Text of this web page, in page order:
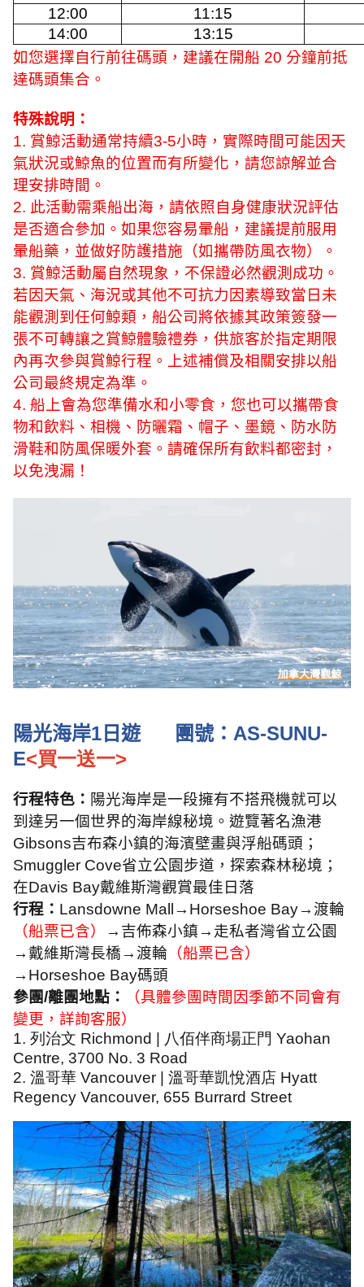
12:00
11:15
14:00
13:15
如您選擇自行前往碼頭，建議在開船 20 分鐘前抵
達碼頭集合。
特殊說明：
1. 賞鯨活動通常持續3-5小時，實際時間可能因天
氣狀況或鯨魚的位置而有所變化，請您諒解並合
理安排時間。
2. 此活動需乘船出海，請依照自身健康狀況評估
是否適合參加。如果您容易暈船，建議提前服用
暈船藥，並做好防護措施（如攜帶防風衣物）。
3. 賞鯨活動屬自然現象，不保證必然觀測成功。
若因天氣、海況或其他不可抗力因素導致當日未
能觀測到任何鯨類，船公司將依據其政策簽發一
張不可轉讓之賞鯨體驗禮券，供旅客於指定期限
內再次參與賞鯨行程。上述補償及相關安排以船
公司最終規定為準。
4. 船上會為您準備水和小零食，您也可以攜帶食
物和飲料、相機、防曬霜、帽子、墨鏡、防水防
滑鞋和防風保暖外套。請確保所有飲料都密封，
以免洩漏！
陽光海岸1 日遊 團號： AS-SUNU-
E<買一送一>
行程特色： 陽光海岸是一段擁有不搭飛機就可以
到達另一個世界的海岸線秘境。遊覽著名漁港
Gibsons吉布森小鎮的海濱壁畫與浮船碼頭；
Smuggler Cove省立公園步道，探索森林秘境；
在Davis Bay戴維斯灣觀賞最佳日落
行程： Lansdowne Mall→ Horseshoe Bay→渡輪
（船票已含）
→吉佈森小鎮→走私者灣省立公園
→戴維斯灣長橋→渡輪 （船票已含）
→ Horseshoe Bay碼頭
參團/離團地點：
（具體參團時間因季節不同會有
變更，詳詢客服）
1. 列治文 Richmond | 八佰伴商場正門 Yaohan
Centre, 3700 No. 3 Road
2. 溫哥華 Vancouver | 溫哥華凱悅酒店 Hyatt
Regency Vancouver, 655 Burrard Street